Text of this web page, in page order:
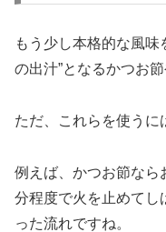
もう少し本格的な風味
の出汁”となるかつお
ただ、これらを使うに
例えば、かつお節なら
分程度で火を止めてし
った流れですね。